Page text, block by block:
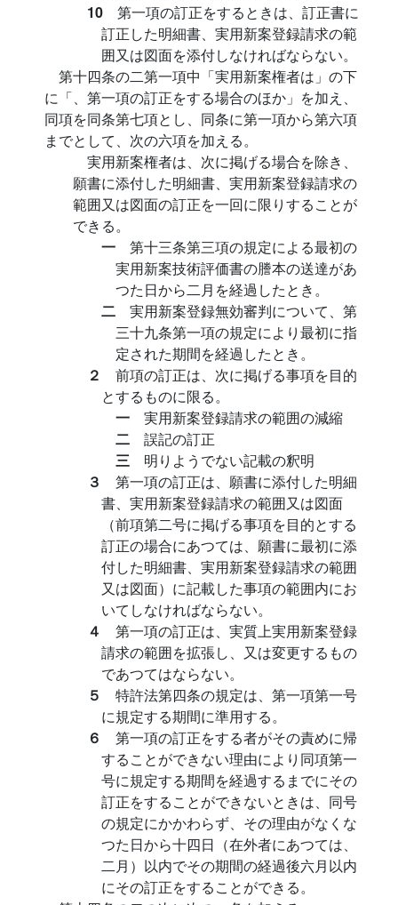
10 第一項の訂正をするときは、訂正書に
訂正した明細書、実用新案登録請求の範
囲又は図面を添付しなければならない。
第十四条の二第一項中「実用新案権者は」の下
に「、第一項の訂正をする場合のほか」を加え、
同項を同条第七項とし、同条に第一項から第六項
までとして、次の六項を加える。
実用新案権者は、次に掲げる場合を除き、
願書に添付した明細書、実用新案登録請求の
範囲又は図面の訂正を一回に限りすることが
できる。
一 第十三条第三項の規定による最初の
実用新案技術評価書の謄本の送達があ
つた日から二月を経過したとき。
二 実用新案登録無効審判について、第
三十九条第一項の規定により最初に指
定された期間を経過したとき。
２ 前項の訂正は、次に掲げる事項を目的
とするものに限る。
一 実用新案登録請求の範囲の減縮
二 誤記の訂正
三 明りようでない記載の釈明
３ 第一項の訂正は、願書に添付した明細
書、実用新案登録請求の範囲又は図面
（前項第二号に掲げる事項を目的とする
訂正の場合にあつては、願書に最初に添
付した明細書、実用新案登録請求の範囲
又は図面）に記載した事項の範囲内にお
いてしなければならない。
４ 第一項の訂正は、実質上実用新案登録
請求の範囲を拡張し、又は変更するもの
であつてはならない。
５ 特許法第四条の規定は、第一項第一号
に規定する期間に準用する。
６ 第一項の訂正をする者がその責めに帰
することができない理由により同項第一
号に規定する期間を経過するまでにその
訂正をすることができないときは、同号
の規定にかかわらず、その理由がなくな
つた日から十四日（在外者にあつては、
二月）以内でその期間の経過後六月以内
にその訂正をすることができる。